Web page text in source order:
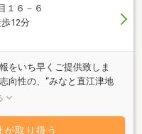
１６－６
12分
をいち早くご提供致しま
性の、“みなと直江津地
越－美しが丘街区」をはじ
マンション・メゾネットテ
取り扱う